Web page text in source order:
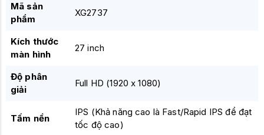
Mã sản
phẩm
XG2737
Kích thước
màn hình
27 inch
Độ phân
giải
Full HD (1920 x 1080)
Tấm nền
IPS (Khả năng cao là Fast/Rapid IPS để đạt
tốc độ cao)